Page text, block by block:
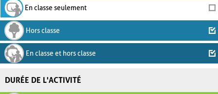
En classe seulement
Hors classe
En classe et hors classe
DURÉE DE L'ACTIVITÉ